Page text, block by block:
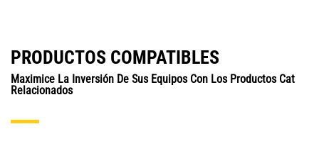
PRODUCTOS COMPATIBLES
Maximice La Inversión De Sus Equipos Con Los Productos Cat
Relacionados